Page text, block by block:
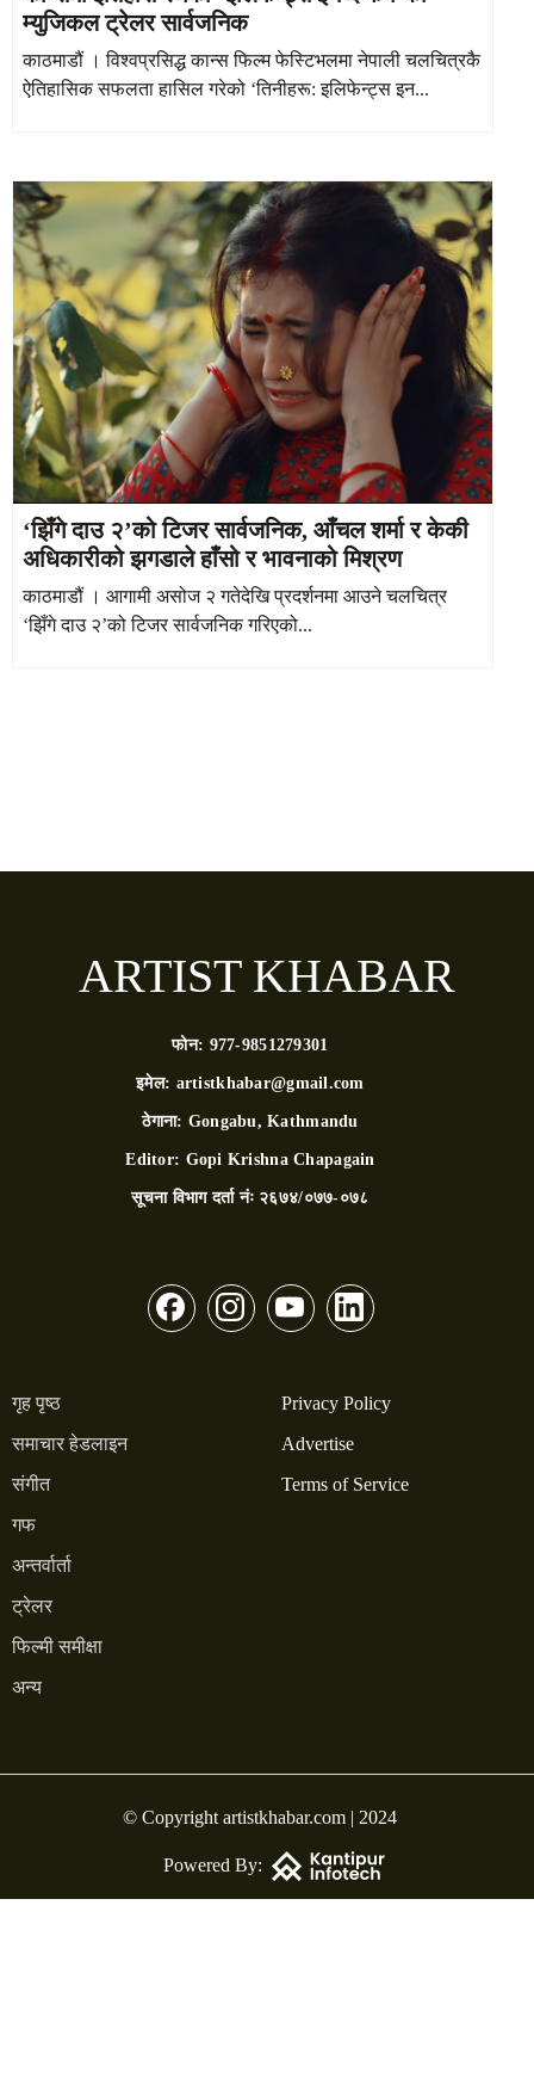
म्युजिकल ट्रेलर सार्वजनिक
काठमाडौं । विश्वप्रसिद्ध कान्स फिल्म फेस्टिभलमा नेपाली चलचित्रकै
ऐतिहासिक सफलता हासिल गरेको ‘तिनीहरू: इलिफेन्ट्स इन...
‘झिँगे दाउ २’को टिजर सार्वजनिक, आँचल शर्मा र केकी
अधिकारीको झगडाले हाँसो र भावनाको मिश्रण
काठमाडौं । आगामी असोज २ गतेदेखि प्रदर्शनमा आउने चलचित्र
‘झिँगे दाउ २’को टिजर सार्वजनिक गरिएको...
ARTIST KHABAR
फोन: 977-9851279301
इमेल: artistkhabar@gmail.com
ठेगाना: Gongabu, Kathmandu
Editor: Gopi Krishna Chapagain
सूचना विभाग दर्ता नंः २६७४/०७७-०७८
गृह पृष्ठ
समाचार हेडलाइन
संगीत
गफ
अन्तर्वार्ता
ट्रेलर
फिल्मी समीक्षा
अन्य
Privacy Policy
Advertise
Terms of Service
© Copyright artistkhabar.com | 2024
Powered By: